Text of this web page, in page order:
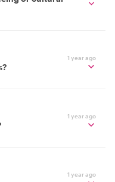
1 year ago
1 year ago
1 year ago